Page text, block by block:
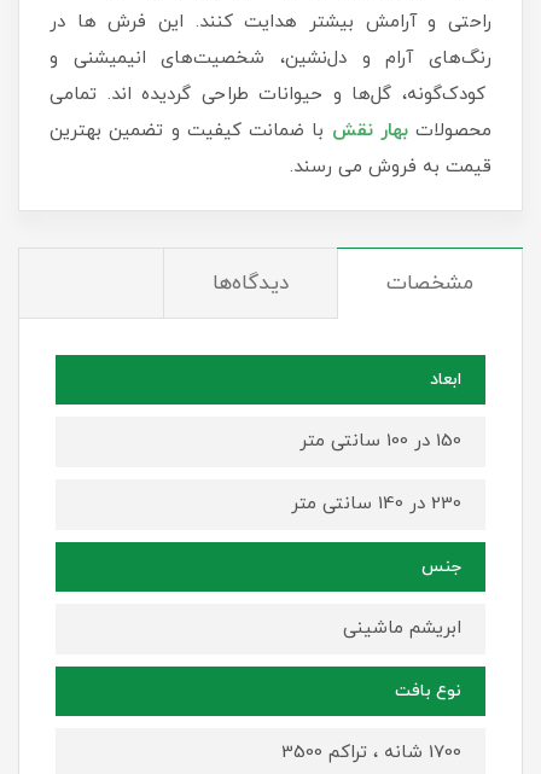
راحتی و آرامش بیشتر هدایت کنند. این فرش ها در
رنگ‌های آرام و دل‌نشین، شخصیت‌های انیمیشنی و
کودک‌گونه، گل‌ها و حیوانات طراحی گردیده اند. تمامی
محصولاتبهار نقش با ضمانت کیفیت و تضمین بهترین
قیمت به فروش می رسند.
مشخصات دیدگاه‌ها
ابعاد
150 در 100 سانتی متر
230 در 140 سانتی متر
جنس
ابریشم ماشینی
نوع بافت
1700 شانه ، تراکم 3500